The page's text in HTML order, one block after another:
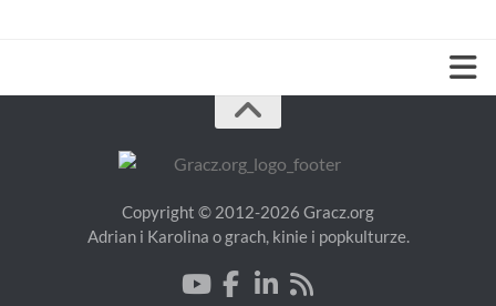
Copyright © 2012-2026 Gracz.org
Adrian i Karolina o grach, kinie i popkulturze.